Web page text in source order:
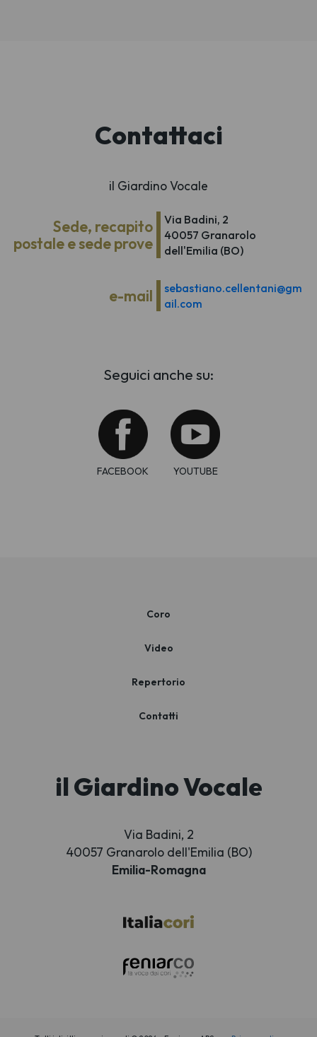
Contattaci
il Giardino Vocale
Sede, recapito
postale e sede prove
Via Badini, 2
40057 Granarolo
dell'Emilia (BO)
e-mail
sebastiano.cellentani@gm
ail.com
Seguici anche su:
FACEBOOK YOUTUBE
Coro
Video
Repertorio
Contatti
il Giardino Vocale
Via Badini, 2
40057 Granarolo dell'Emilia (BO)
Emilia-Romagna